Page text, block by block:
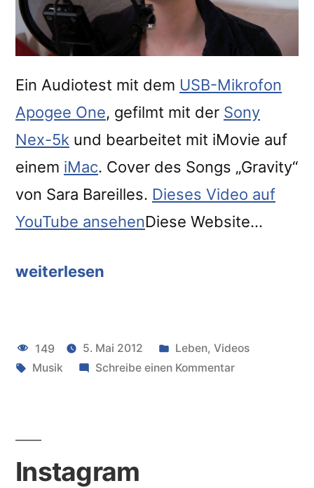
Ein Audiotest mit dem USB-Mikrofon
Apogee One, gefilmt mit der Sony
Nex-5k und bearbeitet mit iMovie auf
einem iMac. Cover des Songs „Gravity“
von Sara Bareilles. Dieses Video auf
YouTube ansehenDiese Website…
weiterlesen
–
149 5. Mai 2012
Veröffentlicht
unter
Leben, Videos
Schlagwörter:
Musik Schreibe einen Kommentarzu
Instagram